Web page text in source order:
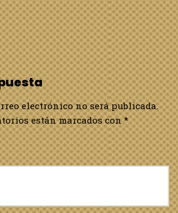
electrónico no será publicada.
están marcados con*